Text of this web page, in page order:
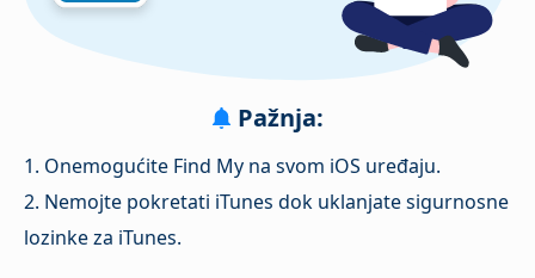
Pažnja:
1. Onemogućite Find My na svom iOS uređaju.
2. Nemojte pokretati iTunes dok uklanjate sigurnosne
lozinke za iTunes.